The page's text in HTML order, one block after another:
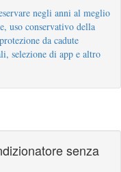
negli anni al meglio
uso conservativo della
da cadute
selezione di app e altro
senza